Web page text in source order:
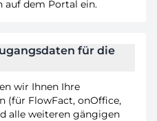
auf dem Portal ein.
für die
wir Ihnen Ihre
(für FlowFact, onOffice,
alle weiteren gängigen